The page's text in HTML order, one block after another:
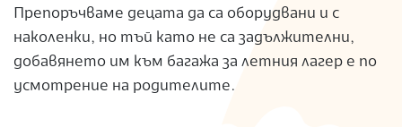
Препоръчваме децата да са оборудвани и с
наколенки, но тъй като не са задължителни,
добавянето им към багажа за летния лагер е по
усмотрение на родителите.